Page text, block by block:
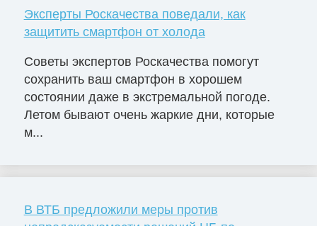
Эксперты Роскачества поведали, как
защитить смартфон от холода
Советы экспертов Роскачества помогут
сохранить ваш смартфон в хорошем
состоянии даже в экстремальной погоде.
Летом бывают очень жаркие дни, которые
м...
В ВТБ предложили меры против